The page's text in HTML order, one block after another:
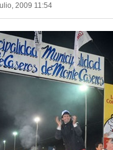
2009 11:54